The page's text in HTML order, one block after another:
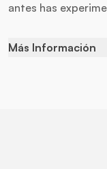
antes has
Más Información